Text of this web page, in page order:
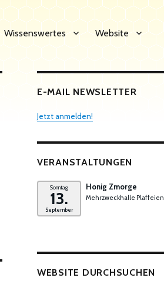
Wissenswertes Website
E-MAIL NEWSLETTER
Jetzt anmelden!
VERANSTALTUNGEN
Sonntag
13.
September
Honig Zmorge
Mehrzweckhalle Plaffeien
WEBSITE DURCHSUCHEN